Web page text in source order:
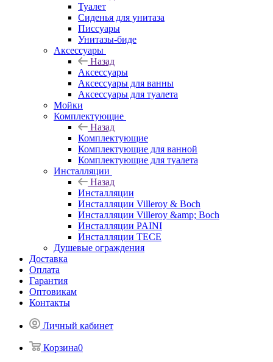
Туалет
Сиденья для унитаза
Писсуары
Унитазы-биде
Аксессуары
Назад
Аксессуары
Аксессуары для ванны
Аксессуары для туалета
Мойки
Комплектующие
Назад
Комплектующие
Комплектующие для ванной
Комплектующие для туалета
Инсталляции
Назад
Инсталляции
Инсталляции Villeroy & Boch
Инсталляции Villeroy &amp; Boch
Инсталляции PAINI
Инсталляции TECE
Душевые ограждения
Доставка
Оплата
Гарантия
Оптовикам
Контакты
Личный кабинет
Корзина0